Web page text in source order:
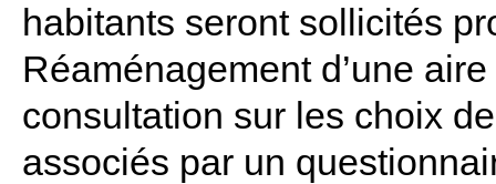
habitants seront sollicités
Réaménagement d’une
consultation sur les choix
associés par un